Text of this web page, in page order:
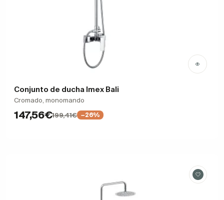
Conjunto de ducha Imex Bali
Cromado, monomando
147,56€199,41€ −26%